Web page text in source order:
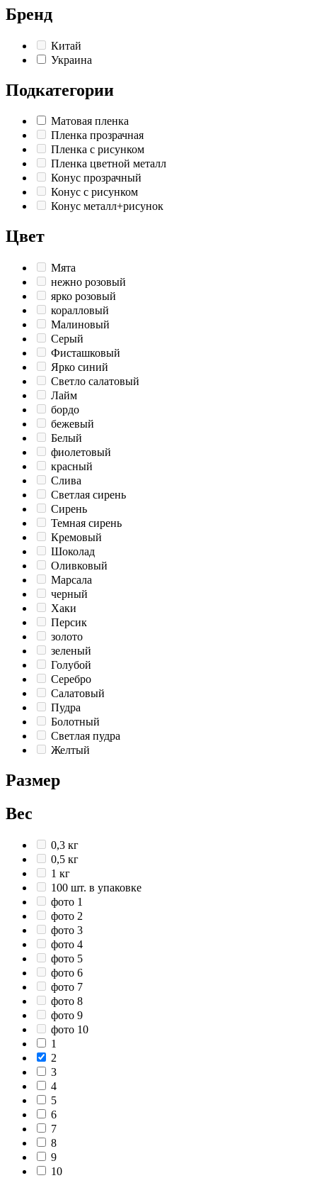
Бренд
Китай
Украина
Подкатегории
Матовая пленка
Пленка прозрачная
Пленка с рисунком
Пленка цветной металл
Конус прозрачный
Конус с рисунком
Конус металл+рисунок
Цвет
Мята
нежно розовый
ярко розовый
коралловый
Малиновый
Серый
Фисташковый
Ярко синий
Светло салатовый
Лайм
бордо
бежевый
Белый
фиолетовый
красный
Слива
Светлая сирень
Сирень
Темная сирень
Кремовый
Шоколад
Оливковый
Марсала
черный
Хаки
Персик
золото
зеленый
Голубой
Серебро
Салатовый
Пудра
Болотный
Светлая пудра
Желтый
Размер
Вес
0,3 кг
0,5 кг
1 кг
100 шт. в упаковке
фото 1
фото 2
фото 3
фото 4
фото 5
фото 6
фото 7
фото 8
фото 9
фото 10
1
2
3
4
5
6
7
8
9
10